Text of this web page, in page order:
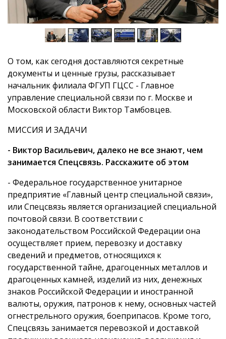
О том, как сегодня доставляются секретные
документы и ценные грузы, рассказывает
начальник филиала ФГУП ГЦСС - Главное
управление специальной связи по г. Москве и
Московской области Виктор Тамбовцев.
МИССИЯ И ЗАДАЧИ
- Виктор Васильевич, далеко не все знают, чем
занимается Спецсвязь. Расскажите об этом
- Федеральное государственное унитарное
предприятие «Главный центр специальной связи»,
или Спецсвязь является организацией специальной
почтовой связи. В соответствии с
законодательством Российской Федерации она
осуществляет прием, перевозку и доставку
сведений и предметов, относящихся к
государственной тайне, драгоценных металлов и
драгоценных камней, изделий из них, денежных
знаков Российской Федерации и иностранной
валюты, оружия, патронов к нему, основных частей
огнестрельного оружия, боеприпасов. Кроме того,
Спецсвязь занимается перевозкой и доставкой